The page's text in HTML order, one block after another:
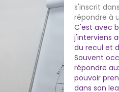
s'inscrit
répondre à
C'est avec
j'interviens
du recul et
Souvent
répondre
pouvoir
dans son